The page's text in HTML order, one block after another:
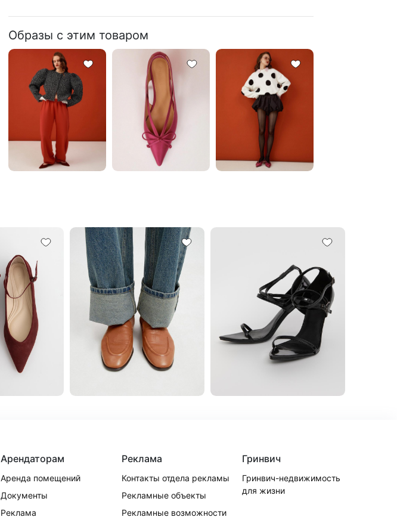
Образы с этим товаром
Арендаторам
Аренда помещений
Документы
Реклама
Реклама
Контакты отдела рекламы
Рекламные объекты
Рекламные возможности
Гринвич
Гринвич-недвижимость
для жизни